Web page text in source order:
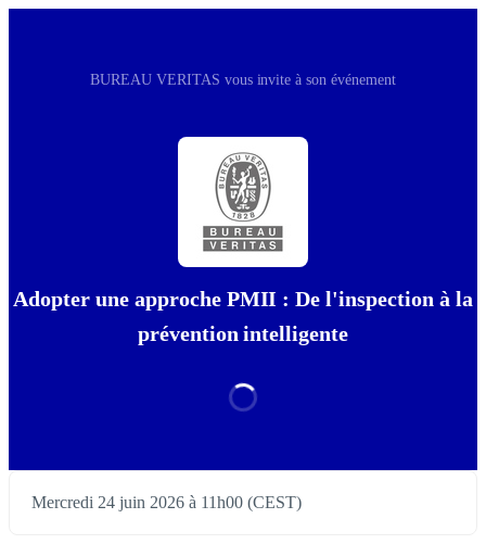
BUREAU VERITAS vous invite à son événement
Adopter une approche PMII : De l'inspection à la
prévention intelligente
Mercredi 24 juin 2026 à 11h00 (CEST)